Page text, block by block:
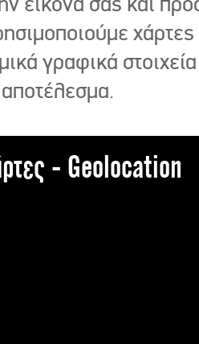
χάρτες
γραφικά στοιχεία
- Geolocation